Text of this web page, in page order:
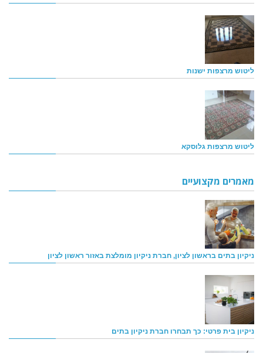
ליטוש מרצפות ישנות
ליטוש מרצפות גלוסקא
מאמרים מקצועיים
ניקיון בתים בראשון לציון, חברת ניקיון מומלצת באזור ראשון לציון
ניקיון בית פרטי: כך תבחרו חברת ניקיון בתים